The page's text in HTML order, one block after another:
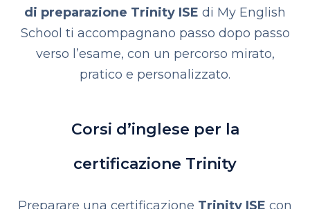
di preparazione Trinity ISE di My English
School ti accompagnano passo dopo passo
verso l’esame, con un percorso mirato,
pratico e personalizzato.
Corsi d’inglese per la
certificazione Trinity
Preparare una certificazione Trinity ISE con